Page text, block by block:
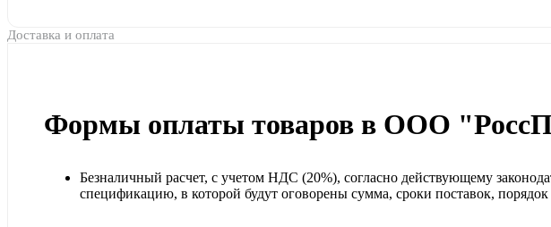
Доставка и оплата
Формы оплаты товаров в ООО
Безналичный расчет, с учетом НДС (20%), согласно действующему
спецификацию, в которой будут оговорены сумма, сроки поставок, порядок